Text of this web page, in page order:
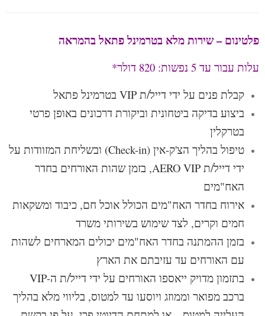
פלטינום – שירות מלא בטרמינל פתאל בהמראה
עלות עבור עד 5 נפשות: 820 דולר*
קבלת פנים על ידי דייל/ת VIP בטרמינל פתאל
ביצוע בדיקה ביטחונית וביקורת דרכונים באופן פרטי
בטרקלין
טיפול בהליך הצ'ק-אין (Check-in) ובשליחת המזוודות על
ידי דייל/ת AERO VIP, בזמן שהות האורחים בחדר
האח"מים
אירוח בחדר האח"מים הכולל אוכל חם, כיבוד ומשקאות
חמים וקרים, לצד שימוש בשירותי משרד
בזמן ההמתנה בחדר האח"מים יכולים המארחים לשהות
עם האורחים עד עזיבתם את הארץ
בתזמון מדויק ייאספו האורחים על ידי דייל/ת ה-VIP
ברכב מפואר וממוזג ויוסעו עד למטוס, בליווי מלא בהליך